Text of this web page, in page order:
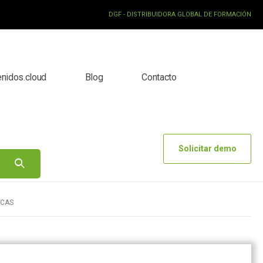
DGF - DISTRIBUIDORA GLOBAL DE FORMACIÓN
Blog Contacto
Solicitar demo